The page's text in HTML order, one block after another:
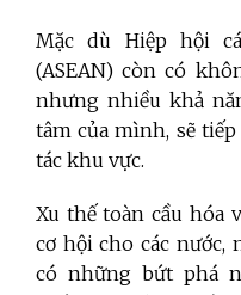
Mặc dù Hiệp hội
(ASEAN) còn có
nhưng nhiều khả
tâm của mình, sẽ
tác khu vực.
Xu thế toàn cầu hóa
cơ hội cho các nước,
có những bứt phá